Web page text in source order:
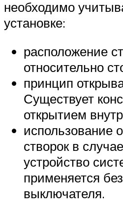
необходимо
установке:
расположение
относительно
принцип
Существует
открытием
использование
створок в
устройство
применяется
выключателя.